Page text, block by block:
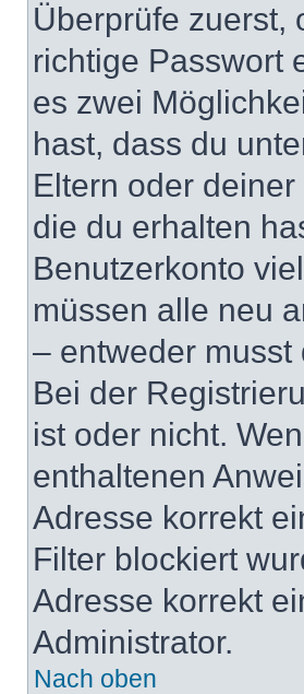
Überprüfe zuerst,
richtige Passwort
es zwei
hast, dass du
Eltern oder
die du erhalten
Benutzerkonto
müssen alle neu
– entweder
Bei der
ist oder nicht.
enthaltenen
Adresse korrekt
Filter blockiert
Adresse korrekt
Administrator.
Nach oben